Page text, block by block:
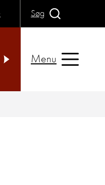
Søg
Menu